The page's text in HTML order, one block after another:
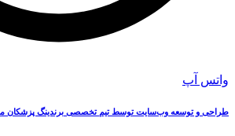
واتس آپ
طراحی و توسعه وب‌سایت توسط تیم تخصصی برندینگ پزشکان